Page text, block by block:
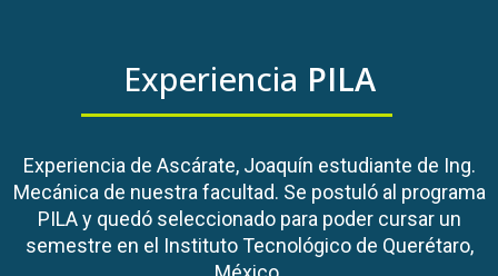
Experiencia PILA
Experiencia de Ascárate, Joaquín estudiante de Ing.
Mecánica de nuestra facultad. Se postuló al programa
PILA y quedó seleccionado para poder cursar un
semestre en el Instituto Tecnológico de Querétaro,